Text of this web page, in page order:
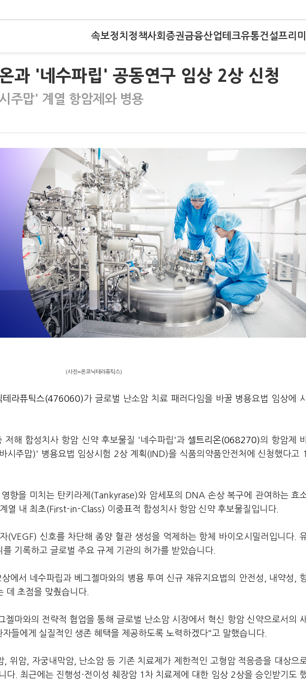
속보정치 정책사회 증권금융산업테크유통건설프리
과 '네수파립' 공동연구 임상 2상 신청
주맙' 계열 항암제와 병용
(사진=온코닉테라퓨틱스)
테라퓨틱스(476060)가 글로벌 난소암 치료 패러다임을 바꿀 병용요법 임상에 시
저해 합성치사 항암 신약 후보물질 '네수파립'과 셀트리온(068270)의 항암제
시주맙)' 병용요법 임상시험 2상 계획(IND)을 식품의약품안전처에 신청했다고 1
향을 미치는 탄키라제(Tankyrase)와 암세포의 DNA 손상 복구에 관여하는 효
열 내 최초(First-in-Class) 이중표적 합성치사 항암 신약 후보물질입니다.
(VEGF) 신호를 차단해 종양 혈관 생성을 억제하는 항체 바이오시밀러입니다.
기록하고 글로벌 주요 규제 기관의 허가를 받았습니다.
에서 네수파립과 베그젤마와의 병용 투여 신규 재유지요법의 안전성, 내약성,
데 초점을 맞췄습니다.
젤마와의 전략적 협업을 통해 글로벌 난소암 시장에서 혁신 항암 신약으로서의 새
들에게 실질적인 생존 혜택을 제공하도록 노력하겠다"고 말했습니다.
, 위암, 자궁내막암, 난소암 등 기존 치료제가 제한적인 고형암 적응증을 대상으
다. 최근에는 진행성·전이성 췌장암 1차 치료제에 대한 임상 2상을 승인받기도